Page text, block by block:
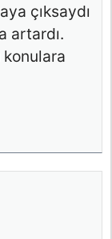
çıksaydı
artardı.